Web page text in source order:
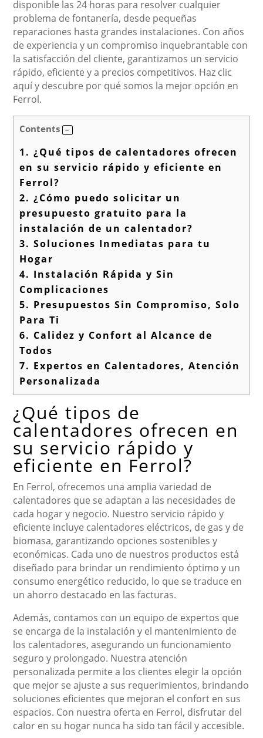
disponible las 24 horas para resolver cualquier
problema de fontanería, desde pequeñas
reparaciones hasta grandes instalaciones. Con años
de experiencia y un compromiso inquebrantable con
la satisfacción del cliente, garantizamos un servicio
rápido, eficiente y a precios competitivos. Haz clic
aquí y descubre por qué somos la mejor opción en
Ferrol.
Contents
1. ¿Qué tipos de calentadores ofrecen
en su servicio rápido y eficiente en
Ferrol?
2. ¿Cómo puedo solicitar un
presupuesto gratuito para la
instalación de un calentador?
3. Soluciones Inmediatas para tu
Hogar
4. Instalación Rápida y Sin
Complicaciones
5. Presupuestos Sin Compromiso, Solo
Para Ti
6. Calidez y Confort al Alcance de
Todos
7. Expertos en Calentadores, Atención
Personalizada
¿Qué tipos de
calentadores ofrecen en
su servicio rápido y
eficiente en Ferrol?
En Ferrol, ofrecemos una amplia variedad de
calentadores que se adaptan a las necesidades de
cada hogar y negocio. Nuestro servicio rápido y
eficiente incluye calentadores eléctricos, de gas y de
biomasa, garantizando opciones sostenibles y
económicas. Cada uno de nuestros productos está
diseñado para brindar un rendimiento óptimo y un
consumo energético reducido, lo que se traduce en
un ahorro destacado en las facturas.
Además, contamos con un equipo de expertos que
se encarga de la instalación y el mantenimiento de
los calentadores, asegurando un funcionamiento
seguro y prolongado. Nuestra atención
personalizada permite a los clientes elegir la opción
que mejor se ajuste a sus requerimientos, brindando
soluciones eficientes que mejoran el confort en sus
espacios. Con nuestra oferta en Ferrol, disfrutar del
calor en su hogar nunca ha sido tan fácil y accesible.